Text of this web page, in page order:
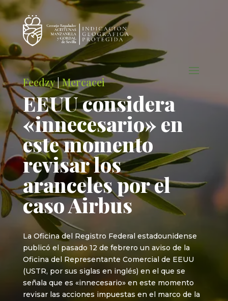
Feedzy|Mercacei
EEUU considera
«innecesario» en
este momento
revisar los
aranceles por el
caso Airbus
La Oficina del Registro Federal estadounidense
publicó el pasado 12 de febrero un aviso de la
Oficina del Representante Comercial de EEUU
(USTR, por sus siglas en inglés) en el que se
señala que es «innecesario» en este momento
revisar las acciones impuestas en el marco de la